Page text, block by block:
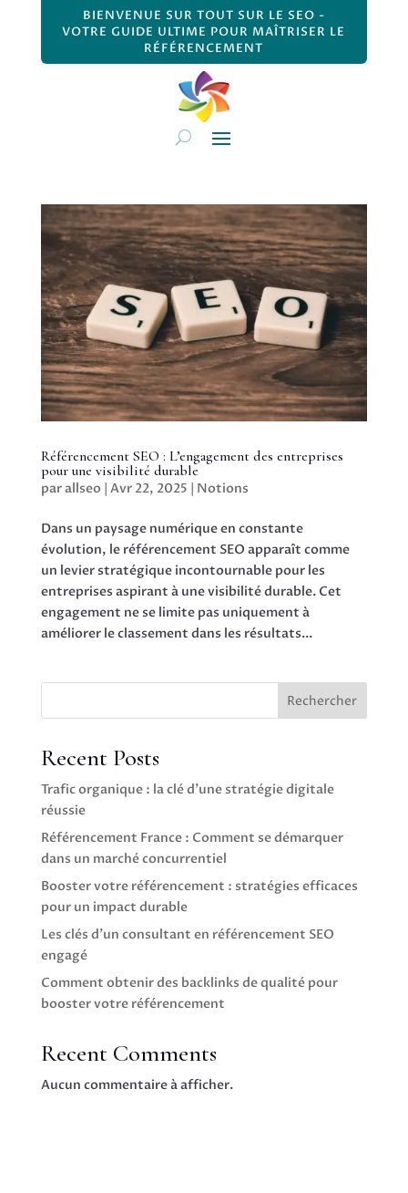
BIENVENUE SUR TOUT SUR LE SEO -
VOTRE GUIDE ULTIME POUR MAÎTRISER LE
RÉFÉRENCEMENT
Référencement SEO : L’engagement des entreprises
pour une visibilité durable
parallseo| Avr 22, 2025 Notions
Dans un paysage numérique en constante
évolution, le référencement SEO apparaît comme
un levier stratégique incontournable pour les
entreprises aspirant à une visibilité durable. Cet
engagement ne se limite pas uniquement à
améliorer le classement dans les résultats...
Rechercher
Recent Posts
Trafic organique : la clé d’une stratégie digitale
réussie
Référencement France : Comment se démarquer
dans un marché concurrentiel
Booster votre référencement : stratégies efficaces
pour un impact durable
Les clés d’un consultant en référencement SEO
engagé
Comment obtenir des backlinks de qualité pour
booster votre référencement
Recent Comments
Aucun commentaire à afficher.